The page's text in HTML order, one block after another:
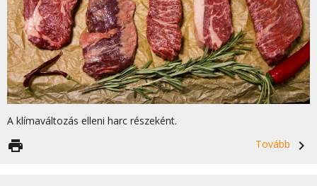
A klímaváltozás elleni harc részeként.
Tovább
navigate_next
print